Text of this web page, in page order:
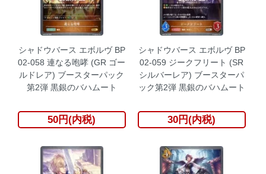
シャドウバース エボルヴ BP
02-058 連なる咆哮 (GR ゴー
ルドレア) ブースターパック
第2弾 黒銀のバハムート
50円(内税)
シャドウバース エボルヴ BP
02-059 ジークフリート (SR
シルバーレア) ブースターパ
ック第2弾 黒銀のバハムート
30円(内税)